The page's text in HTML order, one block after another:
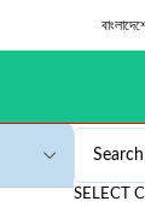
SELECT